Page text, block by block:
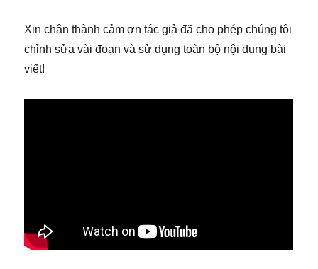
Xin chân thành cảm ơn tác giả đã cho phép chúng tôi
chỉnh sửa vài đoạn và sử dụng toàn bộ nội dung bài
viết!